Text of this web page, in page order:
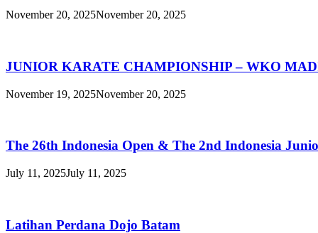
November 20, 2025November 20, 2025
JUNIOR KARATE CHAMPIONSHIP – WKO
November 19, 2025November 20, 2025
The 26th Indonesia Open & The 2nd Indonesia
July 11, 2025July 11, 2025
Latihan Perdana Dojo Batam